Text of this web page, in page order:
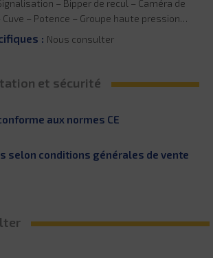
– Bipper de recul – Caméra de
Cuve – Potence – Groupe haute pression…
: Nous consulter
et sécurité
aux normes CE
selon conditions générales de vente